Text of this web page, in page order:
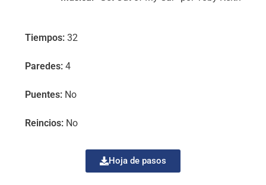
Tiempos: 32
Paredes: 4
Puentes: No
Reincios: No
Hoja de pasos